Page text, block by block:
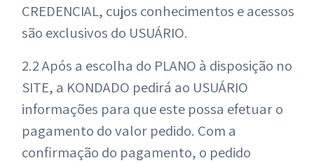
CREDENCIAL, cujos conhecimentos e acessos
são exclusivos do USUÁRIO.
2.2 Após a escolha do PLANO à disposição no
SITE, a KONDADO pedirá ao USUÁRIO
informações para que este possa efetuar o
pagamento do valor pedido. Com a
confirmação do pagamento, o pedido